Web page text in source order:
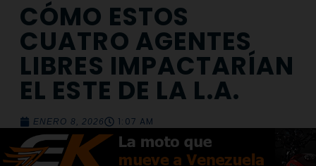
CÓMO ESTOS
CUATRO AGENTES
LIBRES IMPACTARÍAN
EL ESTE DE LA L.A.
ENERO 8, 2026 1:07 AM